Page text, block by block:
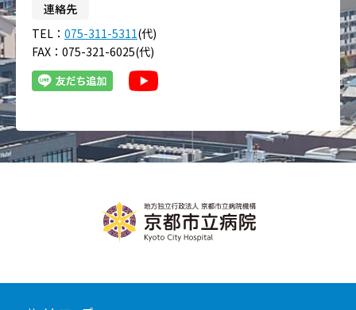
連絡先
TEL： 075-311-5311(代)
FAX：075-321-6025(代)